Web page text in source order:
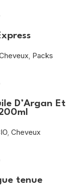
, Packs
D’Argan Et
, Cheveux
tenue